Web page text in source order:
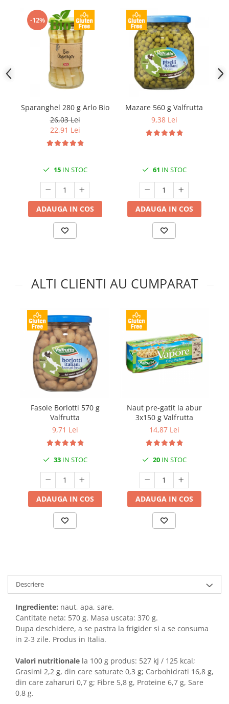
-12%
Sparanghel 280 g Arlo Bio
26,03 Lei
22,91 Lei
15IN STOC
ADAUGA IN COS
Mazare 560 g Valfrutta
9,38 Lei
61 IN STOC
ADAUGA IN COS
ALTI CLIENTI AU CUMPARAT
Fasole Borlotti 570 g
Valfrutta
9,71 Lei
33IN STOC
ADAUGA IN COS
Naut pre-gatit la abur
3x150 g Valfrutta
14,87 Lei
20IN STOC
ADAUGA IN COS
Descriere
Ingrediente: naut, apa, sare.
Cantitate neta: 570 g. Masa uscata: 370 g.
Dupa deschidere, a se pastra la frigider si a se consuma
in 2-3 zile. Produs in Italia.
Valori nutritionale la 100 g produs: 527 kJ / 125 kcal;
Grasimi 2,2 g, din care saturate 0,3 g; Carbohidrati 16,8 g,
din care zaharuri 0,7 g; Fibre 5,8 g, Proteine 6,7 g, Sare
0,8 g.